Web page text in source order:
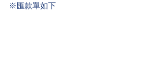
※匯款單如下